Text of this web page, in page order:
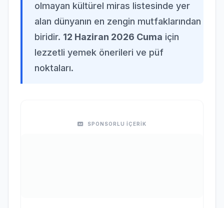
olmayan kültürel miras listesinde yer
alan dünyanın en zengin mutfaklarından
biridir. 12 Haziran 2026 Cuma için
lezzetli yemek önerileri ve püf
noktaları.
SPONSORLU İÇERİK